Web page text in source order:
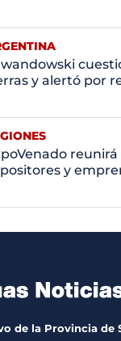
y alertó por
y
de la Provincia de